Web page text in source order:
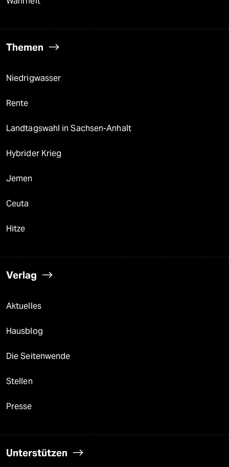
Themen
Niedrigwasser
Rente
Landtagswahl in Sachsen-Anhalt
Hybrider Krieg
Jemen
Ceuta
Hitze
Verlag
Aktuelles
Hausblog
Die Seitenwende
Stellen
Presse
Unterstützen